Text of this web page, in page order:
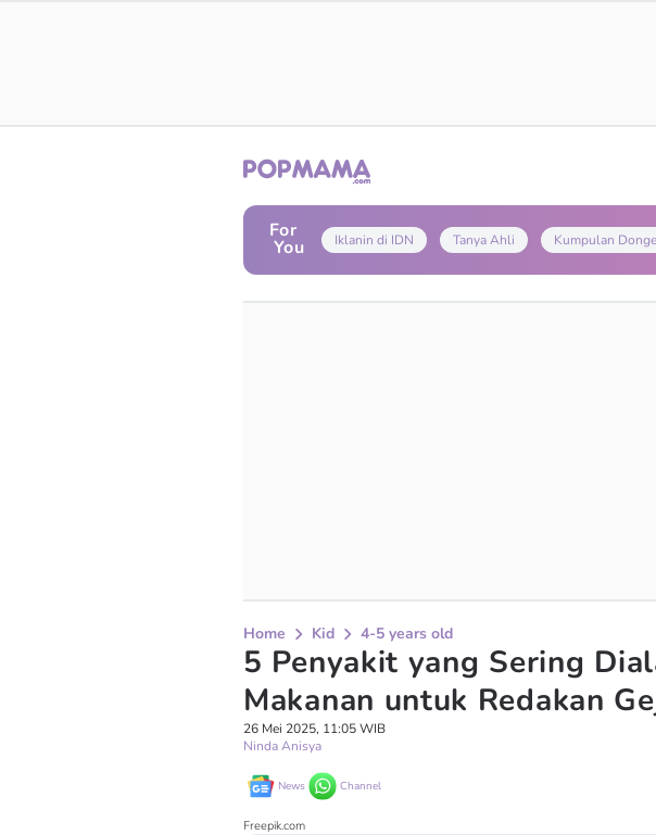
For
You Iklanin di IDN Tanya Ahli Kumpulan
Home Kid 4-5 years old
5 Penyakit yang Sering
Makanan untuk Redakan
26 Mei 2025, 11:05 WIB
Ninda Anisya
News Channel
Freepik.com